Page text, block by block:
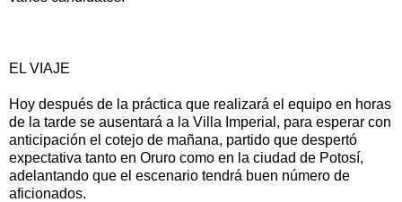
EL VIAJE
Hoy después de la práctica que realizará el equipo en horas
de la tarde se ausentará a la Villa Imperial, para esperar con
anticipación el cotejo de mañana, partido que despertó
expectativa tanto en Oruro como en la ciudad de Potosí,
adelantando que el escenario tendrá buen número de
aficionados.